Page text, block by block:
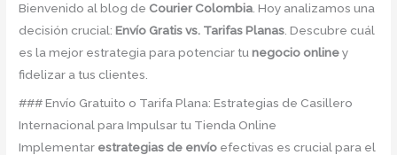
Bienvenido al blog de Courier Colombia . Hoy analizamos una
decisión crucial:Envío Gratis vs. Tarifas Planas . Descubre cuál
es la mejor estrategia para potenciar tunegocio onliney
fidelizar a tus clientes.
### Envío Gratuito o Tarifa Plana: Estrategias de Casillero
Internacional para Impulsar tu Tienda Online
Implementar estrategias de envío efectivas es crucial para el